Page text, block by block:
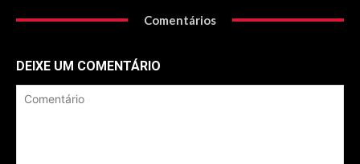
Comentários
DEIXE UM COMENTÁRIO